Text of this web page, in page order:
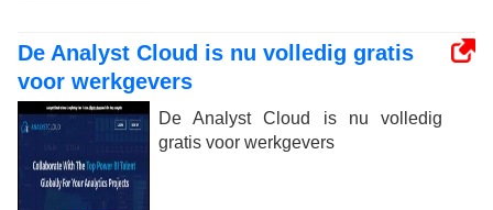
De Analyst Cloud is nu volledig gratis
voor werkgevers
De Analyst Cloud is nu volledig
gratis voor werkgevers